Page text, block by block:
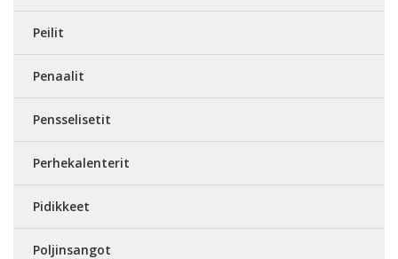
Peilit
Penaalit
Pensselisetit
Perhekalenterit
Pidikkeet
Poljinsangot